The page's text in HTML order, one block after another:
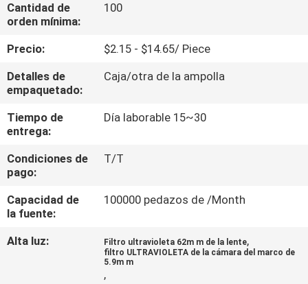
DE
CALIDAD
ÉNTRENOS
EN
CONTACTO
CON
PIDA
Cantidad de
orden mínima:
100
Precio:
$2.15 - $14.65/ Piece
Detalles de
empaquetado:
Caja/otra de la ampolla
Tiempo de
entrega:
Día laborable 15~30
Condiciones de
pago:
T/T
Capacidad de
la fuente:
100000 pedazos de /Month
Alta luz: Filtro ultravioleta 62m m de la lente,
filtro ULTRAVIOLETA de la cámara del marco de
5.9m m
,